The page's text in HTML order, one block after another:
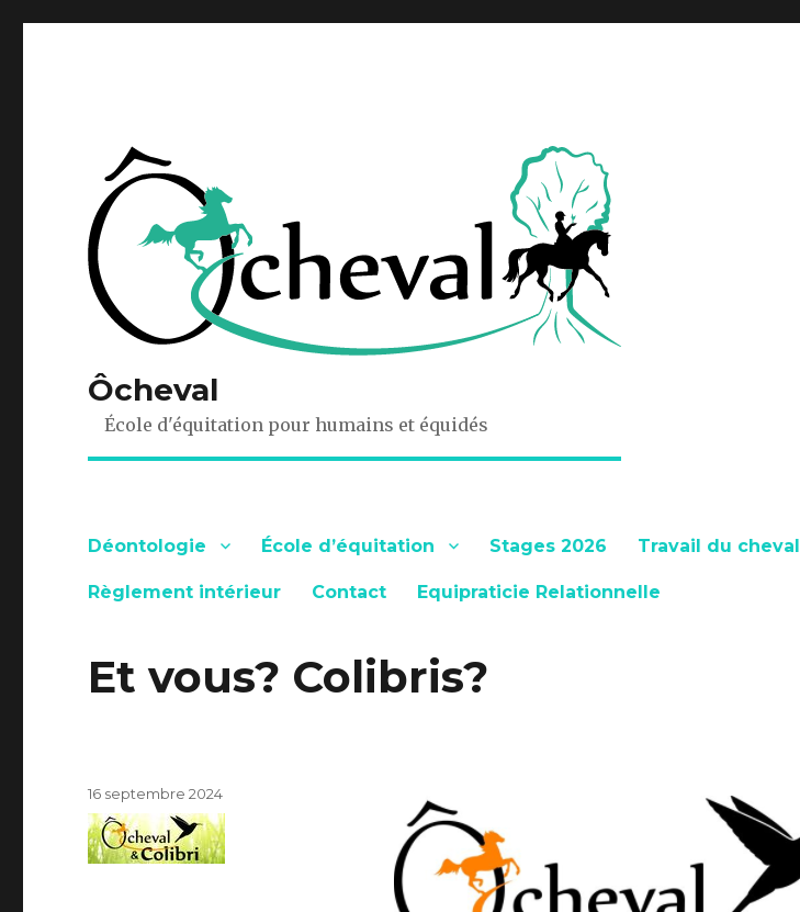
Ôcheval
École d'équitation pour humains et équidés
Déontologie École d’équitation Stages 2026 Travail du cheval
Règlement intérieur Contact Equipraticie Relationnelle
Et vous? Colibris?
Publié
le
16 septembre 2024